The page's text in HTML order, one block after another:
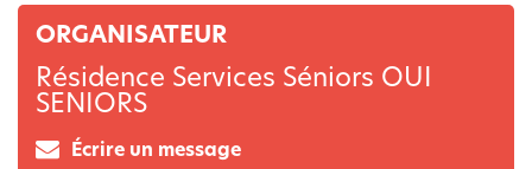
ORGANISATEUR
Résidence Services Séniors OUI
SENIORS
Écrire un message